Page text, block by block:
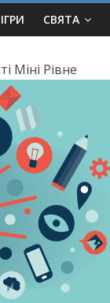
ІГРИ СВЯТА
Міні Рівне